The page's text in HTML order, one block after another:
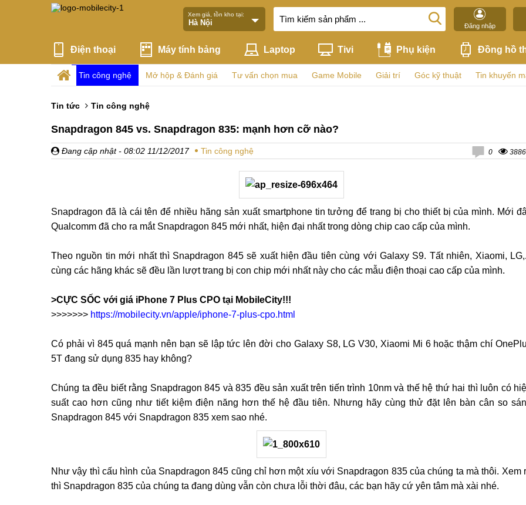
Xem giá, tồn kho tại:
Đăng nhập
Điện thoại Máy tính bảng Laptop Tivi Phụ kiện Đồng hồ
Tin công nghệ Mở hộp & Đánh giá Tư vấn chọn mua Game Mobile Giải trí Góc kỹ thuật Tin khuyến
Tin tức Tin công nghệ
Snapdragon 845 vs. Snapdragon 835: mạnh hơn cỡ nào?
Đang cập nhật - 08:02 11/12/2017 Tin công nghệ 0 3886
Snapdragon đã là cái tên để nhiều hãng sản xuất smartphone tin tưởng để trang bị cho thiết bị của mình. Mới
Qualcomm đã cho ra mắt Snapdragon 845 mới nhất, hiện đại nhất trong dòng chip cao cấp của mình.
Theo nguồn tin mới nhất thì Snapdragon 845 sẽ xuất hiện đầu tiên cùng với Galaxy S9. Tất nhiên, Xiaomi,
cùng các hãng khác sẽ đều lần lượt trang bị con chip mới nhất này cho các mẫu điện thoại cao cấp của mình.
>CỰC SỐC với giá iPhone 7 Plus CPO tại MobileCity!!!
>>>>>>> https://mobilecity.vn/apple/iphone-7-plus-cpo.html
Có phải vì 845 quá mạnh nên bạn sẽ lập tức lên đời cho Galaxy S8, LG V30, Xiaomi Mi 6 hoặc thậm chí
5T đang sử dụng 835 hay không?
Chúng ta đều biết rằng Snapdragon 845 và 835 đều sản xuất trên tiến trình 10nm và thế hệ thứ hai thì luôn có
suất cao hơn cũng như tiết kiệm điện năng hơn thế hệ đầu tiên. Nhưng hãy cùng thử đặt lên bàn cân so
Snapdragon 845 với Snapdragon 835 xem sao nhé.
Như vậy thì cấu hình của Snapdragon 845 cũng chỉ hơn một xíu với Snapdragon 835 của chúng ta mà thôi. Xem
thì Snapdragon 835 của chúng ta đang dùng vẫn còn chưa lỗi thời đâu, các bạn hãy cứ yên tâm mà xài nhé.